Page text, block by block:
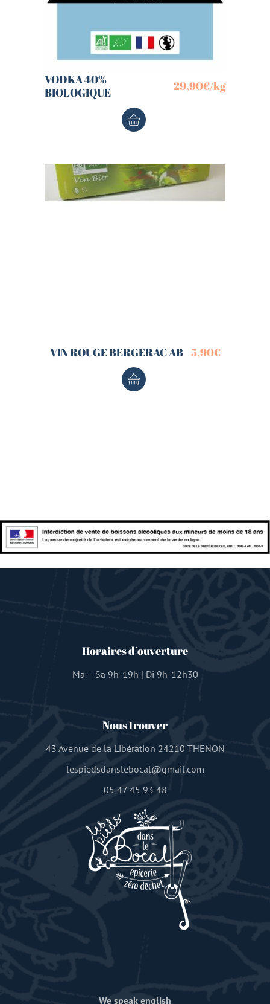
VODKA 40%
BIOLOGIQUE
29,90€/kg
VIN ROUGE BERGERAC AB 5,90€
Horaires d’ouverture
Ma – Sa 9h-19h | Di 9h-12h30
Nous trouver
43 Avenue de la Libération 24210 THENON
lespiedsdanslebocal@gmail.com
05 47 45 93 48
We speak english